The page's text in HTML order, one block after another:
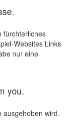
fürchterliches
Websites Links
nur eine
you.
ausgehoben wird.